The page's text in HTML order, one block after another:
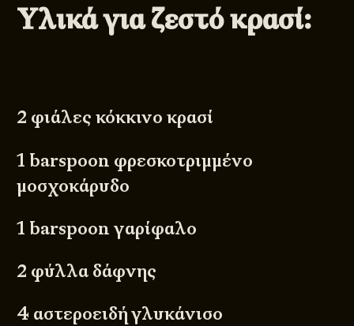
Υλικά για ζεστό κρασί:
2 φιάλες κόκκινο κρασί
1 barspoon φρεσκοτριμμένο
μοσχοκάρυδο
1 barspoon γαρίφαλο
2 φύλλα δάφνης
4 αστεροειδή γλυκάνισο